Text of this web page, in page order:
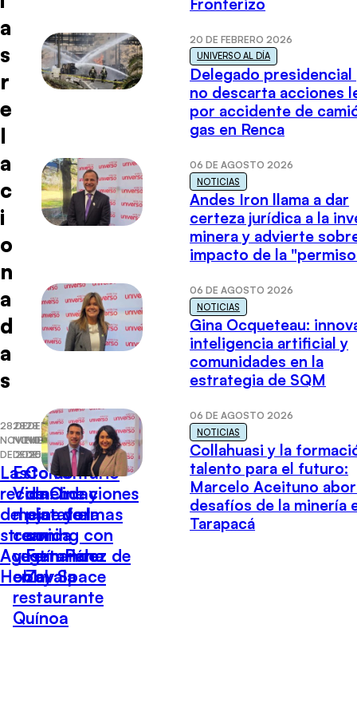
a
s
r
e
l
a
c
i
o
n
a
d
a
s
28 DE
NOVIEMBRE
DE 2025
Las
recomendaciones
del cine y el
streaming con
Agustín Pérez de
Hobby Space
28 DE
NOVIEMBRE
DE 2025
Esto es
Vida: Lo
mejor de la
comida
vegetariana
en el
restaurante
Quínoa
28 DE
NOVIEMBRE
DE 2025
Comentario
de Cine y
plataformas
con
Fernando
Zavala
Fronterizo
20 DE FEBRERO 2026
UNIVERSO AL DÍA
Delegado presidencial
no descarta acciones
por accidente de
gas en Renca
06 DE AGOSTO 2026
NOTICIAS
Andes Iron llama a dar
certeza jurídica a la
minera y advierte
impacto de la
06 DE AGOSTO 2026
NOTICIAS
Gina Ocqueteau:
inteligencia artificial y
comunidades en la
estrategia de SQM
06 DE AGOSTO 2026
NOTICIAS
Collahuasi y la
talento para el futuro:
Marcelo Aceituno
desafíos de la minería
Tarapacá